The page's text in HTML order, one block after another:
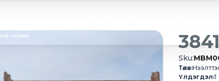
Sku:
Төлөв:
Үлдэгдэл:1